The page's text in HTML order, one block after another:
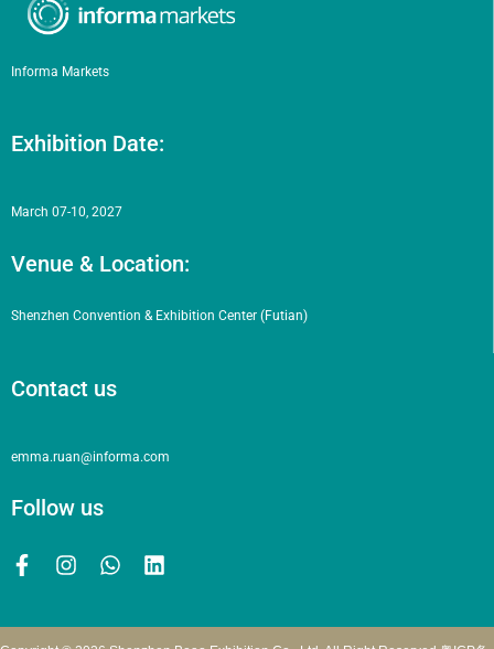
Informa Markets
Exhibition Date:
March 07-10, 2027
Venue & Location:
Shenzhen Convention & Exhibition Center (Futian)
Contact us
emma.ruan@informa.com
Follow us